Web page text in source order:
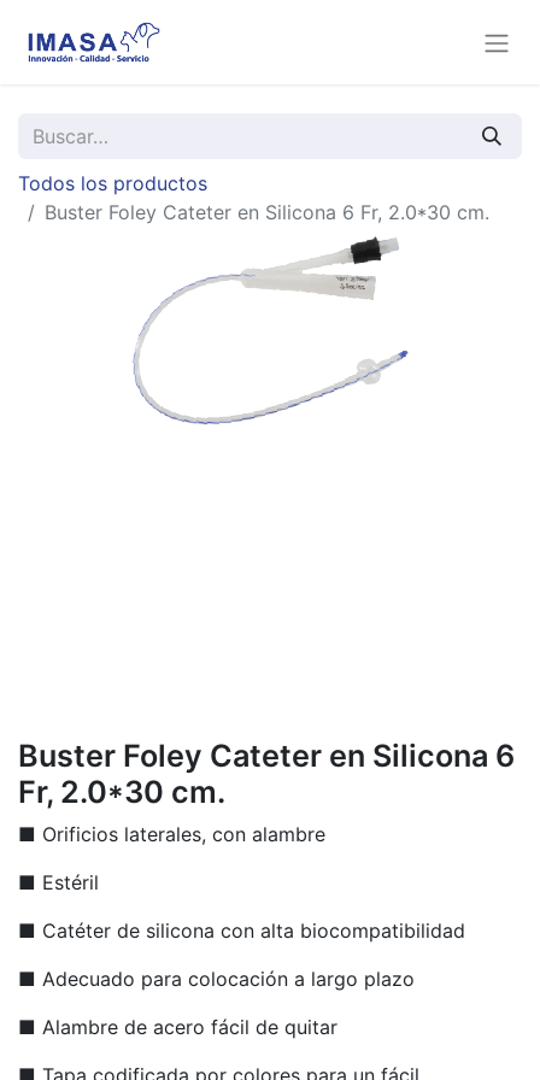
Todos los productos
Buster Foley Cateter en Silicona 6 Fr, 2.0*30 cm.
Buster Foley Cateter en Silicona 6
Fr, 2.0*30 cm.
■ Orificios laterales, con alambre
■ Estéril
■ Catéter de silicona con alta biocompatibilidad
■ Adecuado para colocación a largo plazo
■ Alambre de acero fácil de quitar
■ Tapa codificada por colores para un fácil